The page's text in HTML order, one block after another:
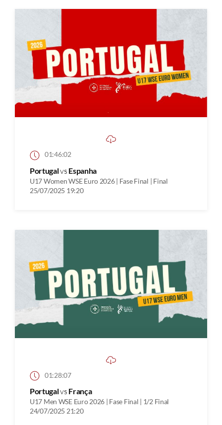
01:46:02
Portugalvs Espanha
U17 Women WSE Euro 2026 | Fase Final | Final
25/07/2025 19:20
01:28:07
Portugalvs França
U17 Men WSE Euro 2026 | Fase Final | 1/2 Final
24/07/2025 21:20